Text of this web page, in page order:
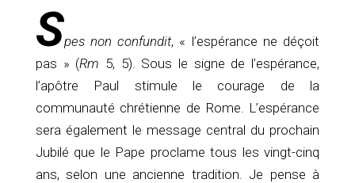
Spes non confundit, « l’espérance ne déçoit
pas » (Rm 5, 5). Sous le signe de l’espérance,
l’apôtre Paul stimule le courage de la
communauté chrétienne de Rome. L’espérance
sera également le message central du prochain
Jubilé que le Pape proclame tous les vingt-cinq
ans, selon une ancienne tradition. Je pense à